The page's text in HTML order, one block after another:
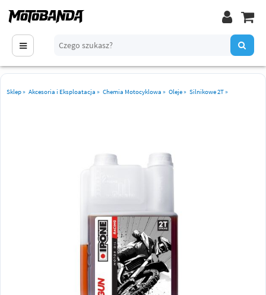
Sklep» Akcesoria i Eksploatacja » Chemia Motocyklowa » Oleje» Silnikowe 2T»